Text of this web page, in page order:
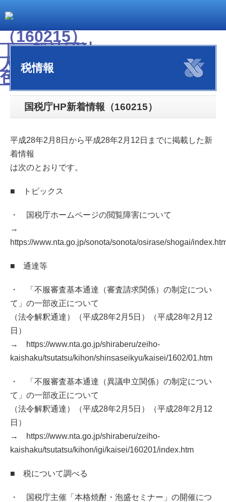
税情報
国税庁HP新着情報（160215）
平成28年2月8日から平成28年2月12日までに掲載した新
着情報
は次のとおりです。
■ トピックス
・ 国税庁ホームページの閲覧障害について
→
https://www.nta.go.jp/sonota/sonota/osirase/shogai/
■ 通達等
・ 「不服審査基本通達（審査請求関係）の制定につい
て」の一部改正について
（法令解釈通達）（平成28年2月5日）（平成28年2月12
日）
→ https://www.nta.go.jp/shiraberu/zeiho-
kaishaku/tsutatsu/kihon/shinsaseikyu/kaisei/1602/01.htm
・ 「不服審査基本通達（異議申立関係）の制定につい
て」の一部改正について
（法令解釈通達）（平成28年2月5日）（平成28年2月12
日）
→ https://www.nta.go.jp/shiraberu/zeiho-
kaishaku/tsutatsu/kihon/igi/kaisei/160201/index.htm
■ 税について調べる
・ 国税庁主催「本格焼酎・泡盛セミナー」の開催につ